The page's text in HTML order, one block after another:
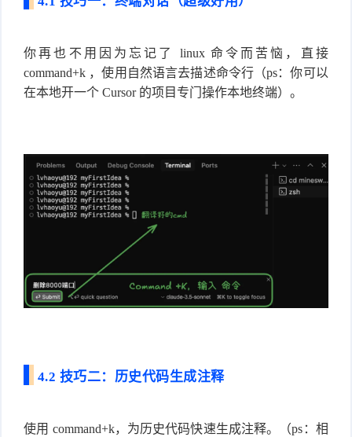
你再也不用因为忘记了 linux 命令而苦恼，直接
command+k ，使用自然语言去描述命令行（ps：你可以
在本地开一个 Cursor 的项目专门操作本地终端）。
4.2 技巧二：历史代码生成注释
使用 command+k，为历史代码快速生成注释。（ps：相